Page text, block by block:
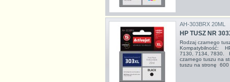
AH-303BRX 20ML
HP TUSZ NR
Rodzaj czarnego
Kompatybilność:
7130, 7134, 7830.
czarnego tuszu na
tuszu na stronę 600